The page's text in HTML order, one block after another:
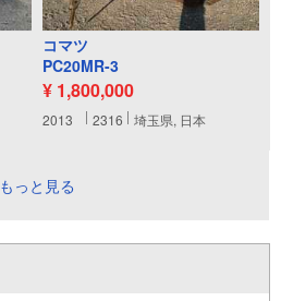
コマツ
PC20MR-3
¥ 1,800,000
2013 2316 埼玉県, 日本
もっと見る